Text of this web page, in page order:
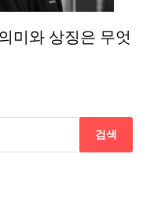
미와 상징은 무엇